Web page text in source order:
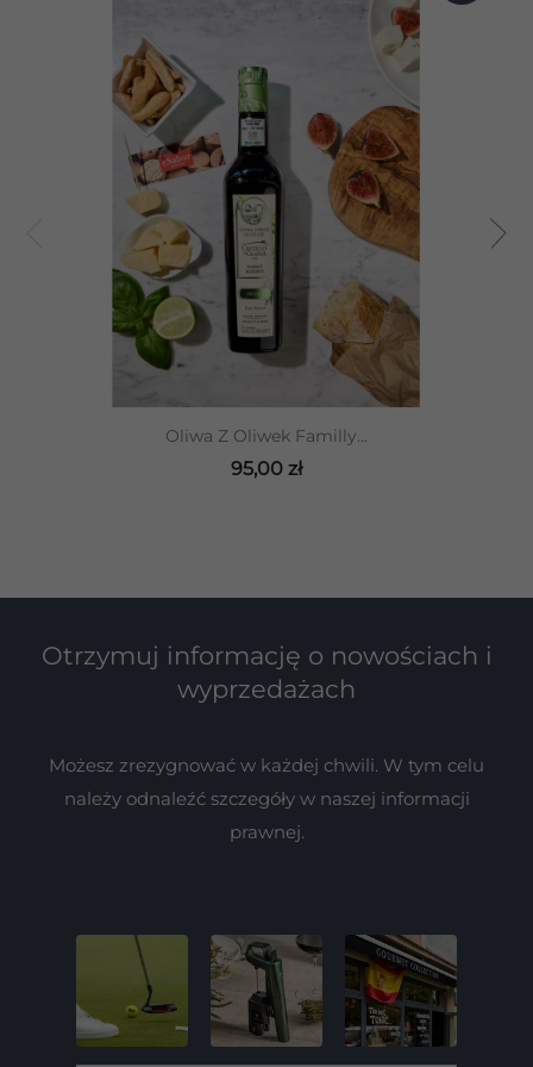
Oliwa Z Oliwek Familly...
95,00 zł
Otrzymuj informację o nowościach i
wyprzedażach
Możesz zrezygnować w każdej chwili. W tym celu
należy odnaleźć szczegóły w naszej informacji
prawnej.